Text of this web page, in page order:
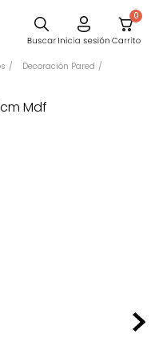
0
Decoración Pared
Mdf